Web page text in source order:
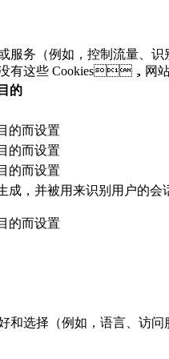
服务（例如，控制流量
有这些 Cookies，网站
目的
的而设置
的而设置
的而设置
，并被用来识别用户的会
的而设置
择（例如，语言